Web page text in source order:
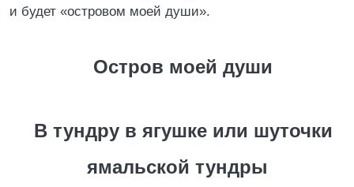
и будет «островом моей души».
Остров моей души
В тундру в ягушке или шуточки
ямальской тундры